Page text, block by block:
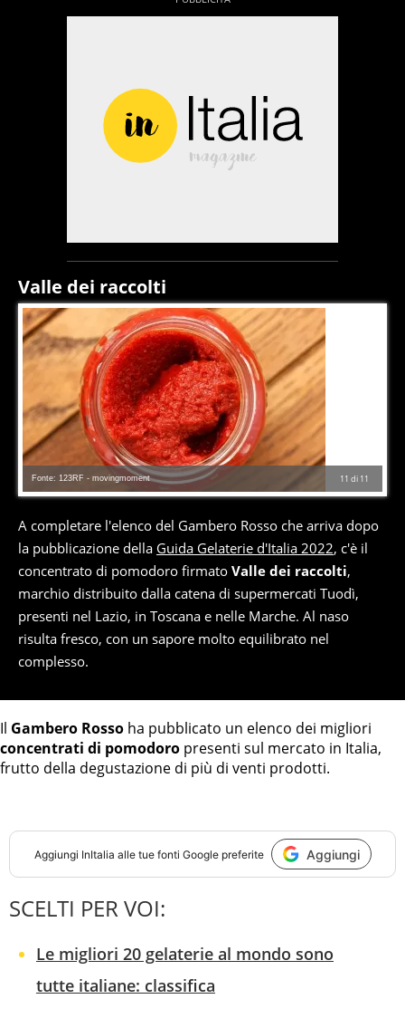
Valle dei raccolti
11 di 11
Fonte: 123RF - movingmoment
A completare l'elenco del Gambero Rosso che arriva dopo
la pubblicazione della Guida Gelaterie d'Italia 2022, c'è il
concentrato di pomodoro firmato Valle dei raccolti,
marchio distribuito dalla catena di supermercati Tuodì,
presenti nel Lazio, in Toscana e nelle Marche. Al naso
risulta fresco, con un sapore molto equilibrato nel
complesso.
Il Gambero Rosso ha pubblicato un elenco dei migliori
concentrati di pomodoro presenti sul mercato in Italia,
frutto della degustazione di più di venti prodotti.
Aggiungi InItalia alle tue fonti Google preferite Aggiungi
SCELTI PER VOI:
Le migliori 20 gelaterie al mondo sono
tutte italiane: classifica